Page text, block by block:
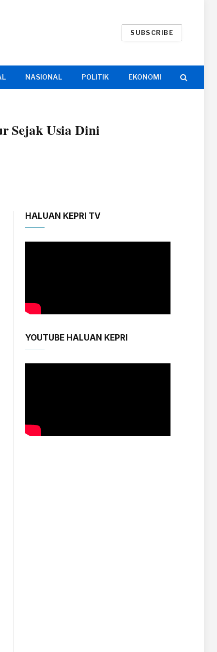
SUBSCRIBE
NASIONAL POLITIK EKONOMI
Sejak Usia Dini
HALUAN KEPRI TV
YOUTUBE HALUAN KEPRI